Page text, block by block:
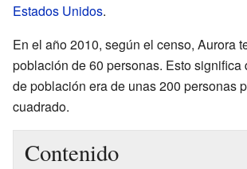
Estados Unidos.
En el año 2010, según el censo, Aurora
población de 60 personas. Esto significa
de población era de unas 200 personas
cuadrado.
Contenido